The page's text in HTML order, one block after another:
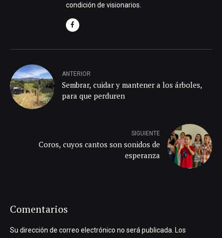
condición de visionarios.
ANTERIOR
Sembrar, cuidar y mantener a los árboles,
para que perduren
SIGUIENTE
Coros, cuyos cantos son sonidos de
esperanza
Comentarios
Su dirección de correo electrónico no será publicada. Los